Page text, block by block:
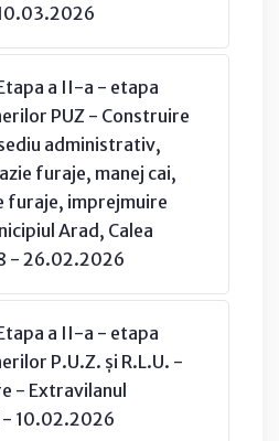
a II-a - etapa
PUZ - Construire
administrativ,
furaje, manej cai,
furaje, imprejmuire
Arad, Calea
- 26.02.2026
a II-a - etapa
P.U.Z. și R.L.U. -
- Extravilanul
- 10.02.2026